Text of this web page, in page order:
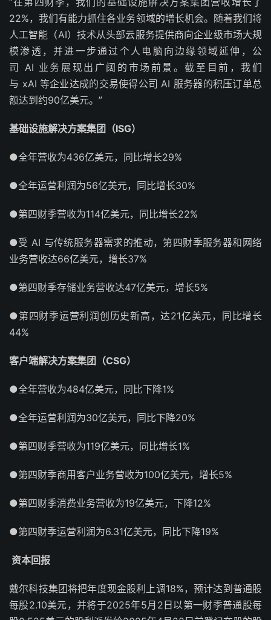
22%，我们有能力抓住各业务领域的增长机会。随着我们将
人工智能（AI）技术从头部云服务提供商向企业级市场大规
模渗透，并进一步通过个人电脑向边缘领域延伸，公
司 AI 业务展现出广阔的市场前景。截至目前，我们
与 xAI 等企业达成的交易使得公司 AI 服务器的积压订单总
额达到约90亿美元。”
基础设施解决方案集团（ISG）
●全年营收为436亿美元，同比增长29%
●全年运营利润为56亿美元，同比增长30%
●第四财季营收为114亿美元，同比增长22%
●受 AI 与传统服务器需求的推动，第四财季服务器和网络
业务营收达66亿美元，增长37%
●第四财季存储业务营收达47亿美元，增长5%
●第四财季运营利润创历史新高，达21亿美元，同比增长
44%
客户端解决方案集团（CSG）
●全年营收为484亿美元，同比下降1%
●全年运营利润为30亿美元，同比下降20%
●第四财季营收为119亿美元，同比增长1%
●第四财季商用客户业务营收为100亿美元，增长5%
●第四财季消费业务营收为19亿美元，下降12%
●第四财季运营利润为6.31亿美元，同比下降19%
资本回报
戴尔科技集团将把年度现金股利上调18%，预计达到普通股
每股2.10美元，并将于2025年5月2日以第一财季普通股每